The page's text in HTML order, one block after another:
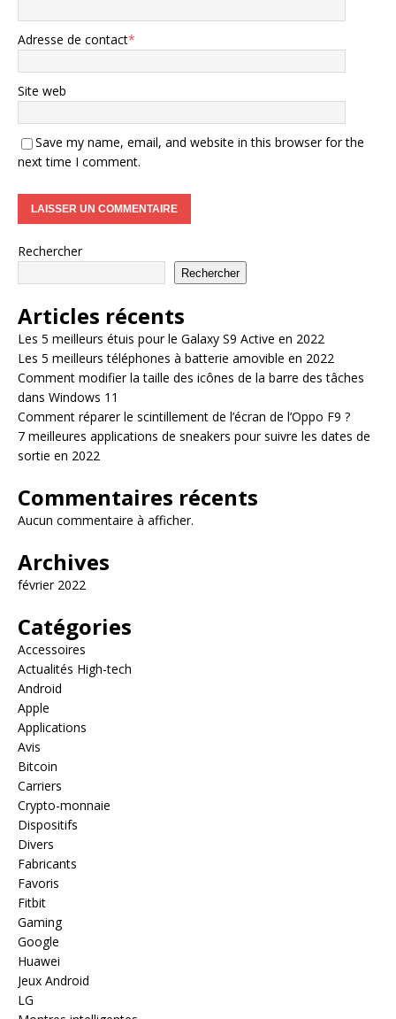
Adresse de contact*
Site web
Save my name, email, and website in this browser for the
next time I comment.
Rechercher
Rechercher
Articles récents
Les 5 meilleurs étuis pour le Galaxy S9 Active en 2022
Les 5 meilleurs téléphones à batterie amovible en 2022
Comment modifier la taille des icônes de la barre des tâches
dans Windows 11
Comment réparer le scintillement de l’écran de l’Oppo F9 ?
7 meilleures applications de sneakers pour suivre les dates de
sortie en 2022
Commentaires récents
Aucun commentaire à afficher.
Archives
février 2022
Catégories
Accessoires
Actualités High-tech
Android
Apple
Applications
Avis
Bitcoin
Carriers
Crypto-monnaie
Dispositifs
Divers
Fabricants
Favoris
Fitbit
Gaming
Google
Huawei
Jeux Android
LG